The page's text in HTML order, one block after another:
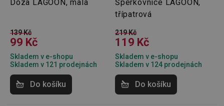
Dóza LAGOON, malá
139 Kč
99 Kč
Skladem v e-shopu
Skladem v 121 prodejnách
Do košíku
Šperkovnice LAGOON,
třípatrová
219 Kč
119 Kč
Skladem v e-shopu
Skladem v 124 prodejnách
Do košíku